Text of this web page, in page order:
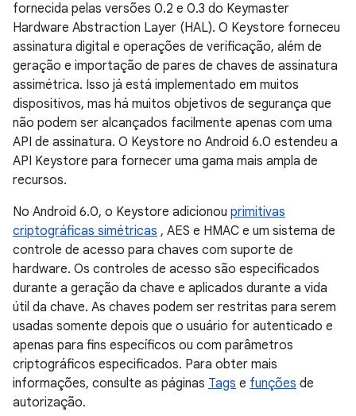
fornecida pelas versões 0.2 e 0.3 do Keymaster
Hardware Abstraction Layer (HAL). O Keystore forneceu
assinatura digital e operações de verificação, além de
geração e importação de pares de chaves de assinatura
assimétrica. Isso já está implementado em muitos
dispositivos, mas há muitos objetivos de segurança que
não podem ser alcançados facilmente apenas com uma
API de assinatura. O Keystore no Android 6.0 estendeu a
API Keystore para fornecer uma gama mais ampla de
recursos.
No Android 6.0, o Keystore adicionou primitivas
criptográficas simétricas , AES e HMAC e um sistema de
controle de acesso para chaves com suporte de
hardware. Os controles de acesso são especificados
durante a geração da chave e aplicados durante a vida
útil da chave. As chaves podem ser restritas para serem
usadas somente depois que o usuário for autenticado e
apenas para fins específicos ou com parâmetros
criptográficos especificados. Para obter mais
informações, consulte as páginas Tags e funções de
autorização.